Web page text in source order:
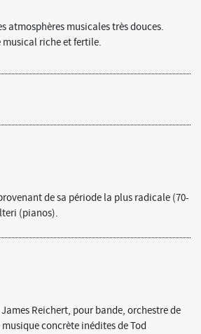
atmosphères musicales très douces.
musical riche et fertile.
de sa période la plus radicale (70-
(pianos).
Reichert, pour bande, orchestre de
concrète inédites de Tod